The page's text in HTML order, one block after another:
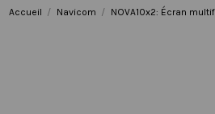
Accueil Navicom NOVA10x2: Écran